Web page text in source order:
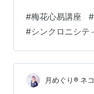
目）」 そんな経
いではありませ
を“兆し”と呼び
ティ」の方がみ
ん。易占いと梅
#梅花心易講座 #
#シンクロニシテ
月めぐり®︎ ネ